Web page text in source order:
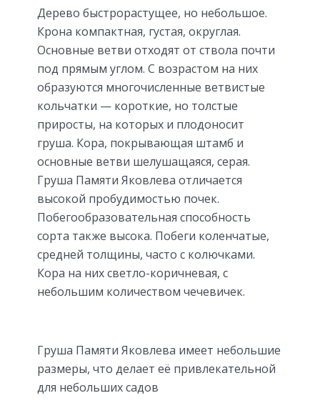
Дерево быстрорастущее, но небольшое.
Крона компактная, густая, округлая.
Основные ветви отходят от ствола почти
под прямым углом. С возрастом на них
образуются многочисленные ветвистые
кольчатки — короткие, но толстые
приросты, на которых и плодоносит
груша. Кора, покрывающая штамб и
основные ветви шелушащаяся, серая.
Груша Памяти Яковлева отличается
высокой пробудимостью почек.
Побегообразовательная способность
сорта также высока. Побеги коленчатые,
средней толщины, часто с колючками.
Кора на них светло-коричневая, с
небольшим количеством чечевичек.
Груша Памяти Яковлева имеет небольшие
размеры, что делает её привлекательной
для небольших садов